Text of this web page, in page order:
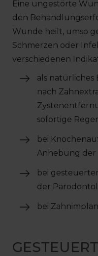
Eine ungestörte
den
Wunde heilt, umso
Schmerzen oder
verschiedenen
als natürliches
nach
sofortige
bei
Anhebung der
bei
der
bei